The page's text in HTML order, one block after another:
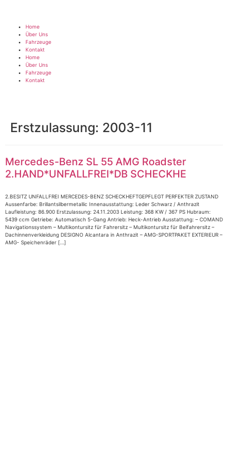
Home
Über Uns
Fahrzeuge
Kontakt
Home
Über Uns
Fahrzeuge
Kontakt
Erstzulassung: 2003-11
Mercedes-Benz SL 55 AMG Roadster
2.HAND*UNFALLFREI*DB SCHECKHE
2.BESITZ UNFALLFREI MERCEDES-BENZ SCHECKHEFTGEPFLEGT PERFEKTER ZUSTAND
Aussenfarbe: Brillantsilbermetallic Innenausstattung: Leder Schwarz / Anthrazit
Laufleistung: 86.900 Erstzulassung: 24.11.2003 Leistung: 368 KW / 367 PS Hubraum:
5439 ccm Getriebe: Automatisch 5-Gang Antrieb: Heck-Antrieb Ausstattung: – COMAND
Navigationssystem – Multikontursitz für Fahrersitz – Multikontursitz für Beifahrersitz –
Dachinnenverkleidung DESIGNO Alcantara in Anthrazit – AMG-SPORTPAKET EXTERIEUR –
AMG- Speichenräder […]